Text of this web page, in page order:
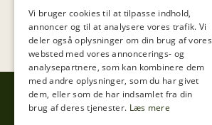
Tibberup Høkeren
Vi bruger cookies til at tilpasse indhold,
annoncer og til at analysere vores trafik. Vi
deler også oplysninger om din brug af vores
websted med vores annoncerings- og
analysepartnere, som kan kombinere dem
med andre oplysninger, som du har givet
dem, eller som de har indsamlet fra din
brug af deres tjenester. Læs mere